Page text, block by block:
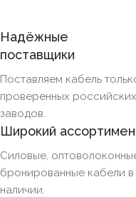
Надёжные
поставщики
Поставляем кабель
проверенных российских
заводов.
Широкий
Силовые,
бронированные кабели в
наличии.